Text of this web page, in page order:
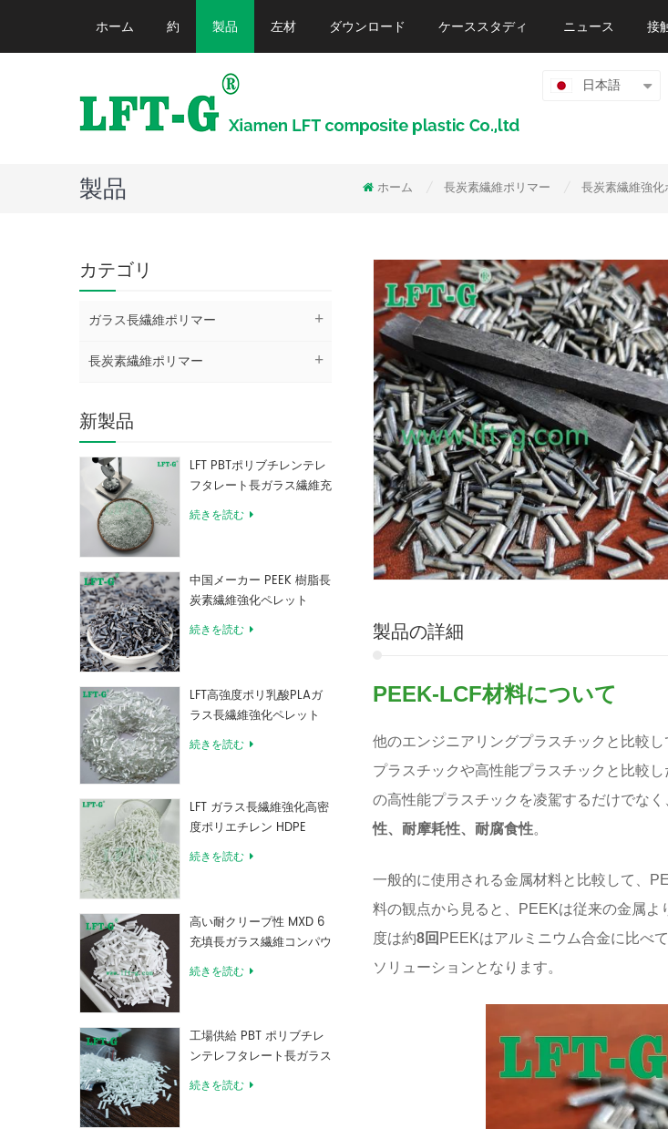
ホーム 約 製品 左材 ダウンロード ケーススタディ ニュース 接
日本語
製品 ホーム 長炭素繊維ポリマー 長炭素繊維強化
カテゴリ
ガラス長繊維ポリマー
長炭素繊維ポリマー
新製品
LFT PBTポリブチレンテレ
フタレート長ガラス繊維充
填複合材料
続きを読む
中国メーカー PEEK 樹脂長
炭素繊維強化ペレット
続きを読む
LFT高強度ポリ乳酸PLAガ
ラス長繊維強化ペレット
続きを読む
LFT ガラス長繊維強化高密
度ポリエチレン HDPE
続きを読む
高い耐クリープ性 MXD 6
充填長ガラス繊維コンパウ
ンド
続きを読む
工場供給 PBT ポリブチレ
ンテレフタレート長ガラス
繊維強化コンパウンド
続きを読む
製品の詳細
PEEK-LCF材料について
他のエンジニアリングプラスチックと比較
プラスチックや高性能プラスチックと比較
の高性能プラスチックを凌駕するだけでなく
性、耐摩耗性、耐腐食性。
一般的に使用される金属材料と比較して、
料の観点から見ると、PEEKは従来の金属よ
度は約8回 PEEKはアルミニウム合金に比べ
ソリューションとなります。